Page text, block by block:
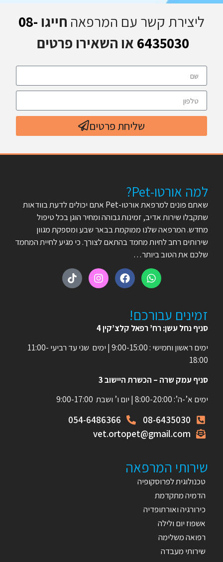
ליצירת קשר עם המרפאה חייגו 08-
6435030 או השאירו פרטים
שליחת פרטים
למה אורטו-Pet?
שאתם פונים למרפאת אורטו-Pet אתם יכולים לדעת בוודאות
שתקבלו שירות אדיב, זמינות גבוהה ומחיר הוגן בכל טיפול
מחדש. המרפאה שלנו ממוקמת בבאר שבע ומספקת מגוון
שירותים רחב לחיות מחמד בהתאם לצורך. כי מגיע לחיית המחמד
שלכם את הטוב ביותר…
זמינים עבורכם!
סניף נחל עשן: רח’ רפאל קלצ’קין 4
ימים ראשון וחמישי : 9:00-15:00 | ימים שני עד רביעי 11:00-
18:00
סניף עמק שרה – הכשרת היישוב 3
ימים א’-ה’: 8:00-20:00 | יום ו’ ושבת 9:00-17:00
08-6435030
054-6486366
vet.ortopet@gmail.com
שירותי המרפאה
טכנולוגית לפרוסקופיה
הדמיה מתקדמת
כירורגיה ואורתופדיה
אשפוז יום ולילה
רפואה משלימה
שירותי מעבדה